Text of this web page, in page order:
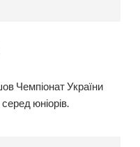
Чемпіонат України
юніорів.